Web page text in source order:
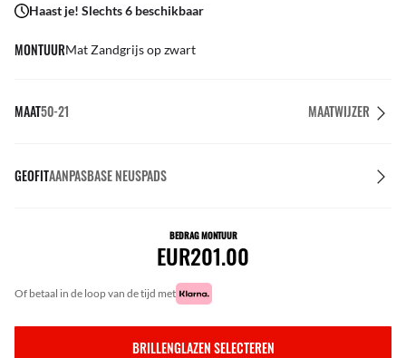
Haast je! Slechts 6 beschikbaar
MONTUURMat Zandgrijs op zwart
MAAT50-21 MAATWIJZER
GEOFITAANPASBASE NEUSPADS
BEDRAG MONTUUR
EUR201.00
of betaal in de loop van de tijd met
BRILLENGLAZEN SELECTEREN